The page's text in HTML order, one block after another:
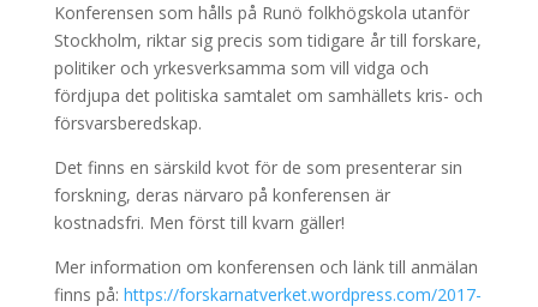
Konferensen som hålls på Runö folkhögskola utanför
Stockholm, riktar sig precis som tidigare år till forskare,
politiker och yrkesverksamma som vill vidga och
fördjupa det politiska samtalet om samhällets kris- och
försvarsberedskap.
Det finns en särskild kvot för de som presenterar sin
forskning, deras närvaro på konferensen är
kostnadsfri. Men först till kvarn gäller!
Mer information om konferensen och länk till anmälan
finns på: https://forskarnatverket.wordpress.com/2017-